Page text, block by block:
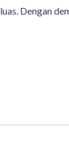
Dengan